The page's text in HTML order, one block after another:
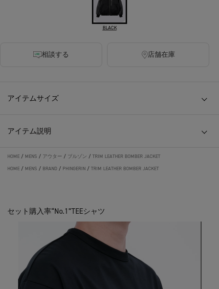
BLACK
相談する 店舗在庫
アイテムサイズ
アイテム説明
HOME / MENS / アウター / ブルゾン / TRIM LEATHER BOMBER JACKET
HOME / MENS / BRAND / PHINGERIN / TRIM LEATHER BOMBER JACKET
セット購入率“No.1”TEEシャツ